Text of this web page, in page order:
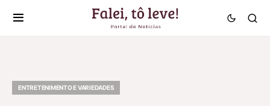
ENTRETENIMENTO E VARIEDADES